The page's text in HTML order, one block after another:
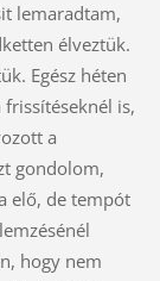
lemaradtam,
élveztük.
Egész héten
is,
a
gondolom,
elő, de tempót
hogy nem